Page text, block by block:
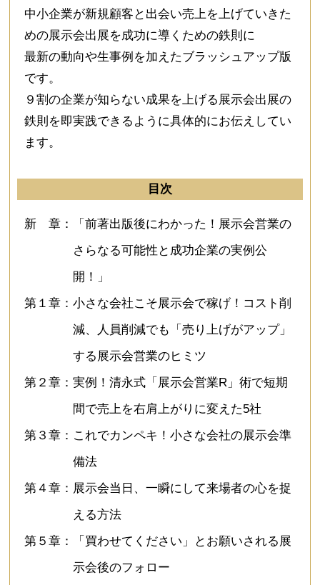
中小企業が新規顧客と出会い売上を上げていきた
めの展示会出展を成功に導くための鉄則に
最新の動向や生事例を加えたブラッシュアップ版
です。
９割の企業が知らない成果を上げる展示会出展の
鉄則を即実践できるように具体的にお伝えしてい
ます。
目次
新 章：「前著出版後にわかった！展示会営業の
さらなる可能性と成功企業の実例公
開！」
第１章：小さな会社こそ展示会で稼げ！コスト削
減、人員削減でも「売り上げがアップ」
する展示会営業のヒミツ
第２章：実例！清永式「展示会営業R」術で短期
間で売上を右肩上がりに変えた5社
第３章：これでカンペキ！小さな会社の展示会準
備法
第４章：展示会当日、一瞬にして来場者の心を捉
える方法
第５章：「買わせてください」とお願いされる展
示会後のフォロー